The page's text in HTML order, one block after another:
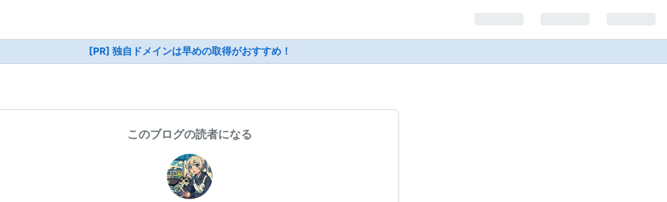
[PR] 独自ドメインは早めの取得がおすすめ！
このブログの読者になる